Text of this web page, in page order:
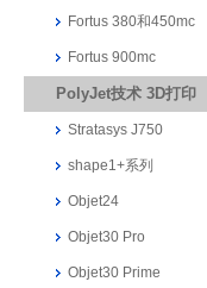
Fortus 380和450mc
Fortus 900mc
PolyJet技术 3D打印
Stratasys J750
shape1+系列
Objet24
Objet30 Pro
Objet30 Prime